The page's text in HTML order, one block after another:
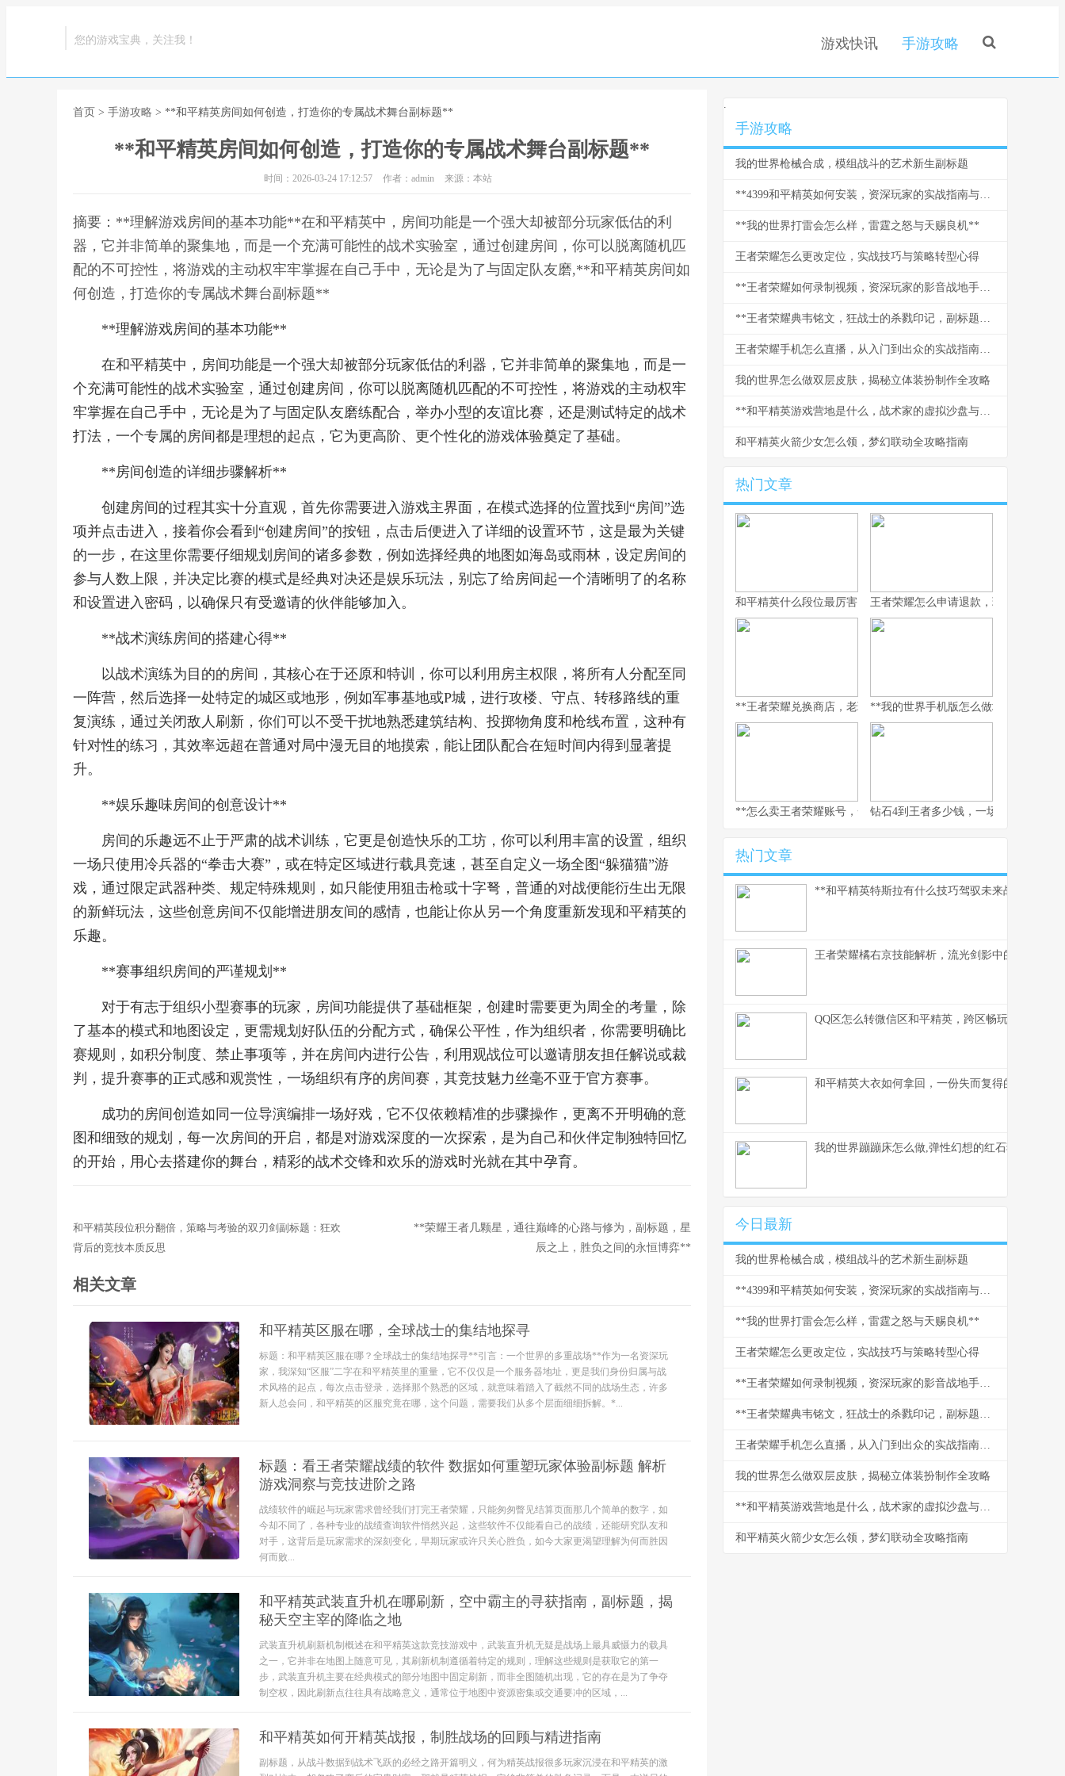
您的游戏宝典，关注我！ 游戏快讯 手游攻略
首页 > 手游攻略 > **和平精英房间如何创造，打造你的专属战术舞台副标题**
**和平精英房间如何创造，打造你的专属战术舞台副标题**
时间：2026-03-24 17:12:57 作者：admin 来源：本站
摘要：**理解游戏房间的基本功能**在和平精英中，房间功能是一个强大却被部分玩家低估的利
器，它并非简单的聚集地，而是一个充满可能性的战术实验室，通过创建房间，你可以脱离随机匹
配的不可控性，将游戏的主动权牢牢掌握在自己手中，无论是为了与固定队友磨,**和平精英房间如
何创造，打造你的专属战术舞台副标题**
**理解游戏房间的基本功能**
在和平精英中，房间功能是一个强大却被部分玩家低估的利器，它并非简单的聚集地，而是一
个充满可能性的战术实验室，通过创建房间，你可以脱离随机匹配的不可控性，将游戏的主动权牢
牢掌握在自己手中，无论是为了与固定队友磨练配合，举办小型的友谊比赛，还是测试特定的战术
打法，一个专属的房间都是理想的起点，它为更高阶、更个性化的游戏体验奠定了基础。
**房间创造的详细步骤解析**
创建房间的过程其实十分直观，首先你需要进入游戏主界面，在模式选择的位置找到“房间”选
项并点击进入，接着你会看到“创建房间”的按钮，点击后便进入了详细的设置环节，这是最为关键
的一步，在这里你需要仔细规划房间的诸多参数，例如选择经典的地图如海岛或雨林，设定房间的
参与人数上限，并决定比赛的模式是经典对决还是娱乐玩法，别忘了给房间起一个清晰明了的名称
和设置进入密码，以确保只有受邀请的伙伴能够加入。
**战术演练房间的搭建心得**
以战术演练为目的的房间，其核心在于还原和特训，你可以利用房主权限，将所有人分配至同
一阵营，然后选择一处特定的城区或地形，例如军事基地或P城，进行攻楼、守点、转移路线的重
复演练，通过关闭敌人刷新，你们可以不受干扰地熟悉建筑结构、投掷物角度和枪线布置，这种有
针对性的练习，其效率远超在普通对局中漫无目的地摸索，能让团队配合在短时间内得到显著提
升。
**娱乐趣味房间的创意设计**
房间的乐趣远不止于严肃的战术训练，它更是创造快乐的工坊，你可以利用丰富的设置，组织
一场只使用冷兵器的“拳击大赛”，或在特定区域进行载具竞速，甚至自定义一场全图“躲猫猫”游
戏，通过限定武器种类、规定特殊规则，如只能使用狙击枪或十字弩，普通的对战便能衍生出无限
的新鲜玩法，这些创意房间不仅能增进朋友间的感情，也能让你从另一个角度重新发现和平精英的
乐趣。
**赛事组织房间的严谨规划**
对于有志于组织小型赛事的玩家，房间功能提供了基础框架，创建时需要更为周全的考量，除
了基本的模式和地图设定，更需规划好队伍的分配方式，确保公平性，作为组织者，你需要明确比
赛规则，如积分制度、禁止事项等，并在房间内进行公告，利用观战位可以邀请朋友担任解说或裁
判，提升赛事的正式感和观赏性，一场组织有序的房间赛，其竞技魅力丝毫不亚于官方赛事。
成功的房间创造如同一位导演编排一场好戏，它不仅依赖精准的步骤操作，更离不开明确的意
图和细致的规划，每一次房间的开启，都是对游戏深度的一次探索，是为自己和伙伴定制独特回忆
的开始，用心去搭建你的舞台，精彩的战术交锋和欢乐的游戏时光就在其中孕育。
和平精英段位积分翻倍，策略与考验的双刃剑副标题：狂欢
背后的竞技本质反思
**荣耀王者几颗星，通往巅峰的心路与修为，副标题，星
辰之上，胜负之间的永恒博弈**
相关文章
和平精英区服在哪，全球战士的集结地探寻
标题：和平精英区服在哪？全球战士的集结地探寻**引言：一个世界的多重战场**作为一名资深玩
家，我深知“区服”二字在和平精英里的重量，它不仅仅是一个服务器地址，更是我们身份归属与战
术风格的起点，每次点击登录，选择那个熟悉的区域，就意味着踏入了截然不同的战场生态，许多
新人总会问，和平精英的区服究竟在哪，这个问题，需要我们从多个层面细细拆解。*...
标题：看王者荣耀战绩的软件 数据如何重塑玩家体验副标题 解析
游戏洞察与竞技进阶之路
战绩软件的崛起与玩家需求曾经我们打完王者荣耀，只能匆匆瞥见结算页面那几个简单的数字，如
今却不同了，各种专业的战绩查询软件悄然兴起，这些软件不仅能看自己的战绩，还能研究队友和
对手，这背后是玩家需求的深刻变化，早期玩家或许只关心胜负，如今大家更渴望理解为何而胜因
何而败...
和平精英武装直升机在哪刷新，空中霸主的寻获指南，副标题，揭
秘天空主宰的降临之地
武装直升机刷新机制概述在和平精英这款竞技游戏中，武装直升机无疑是战场上最具威慑力的载具
之一，它并非在地图上随意可见，其刷新机制遵循着特定的规则，理解这些规则是获取它的第一
步，武装直升机主要在经典模式的部分地图中固定刷新，而非全图随机出现，它的存在是为了争夺
制空权，因此刷新点往往具有战略意义，通常位于地图中资源密集或交通要冲的区域，...
和平精英如何开精英战报，制胜战场的回顾与精进指南
副标题，从战斗数据到战术飞跃的必经之路开篇明义，何为精英战报很多玩家沉浸在和平精英的激
.
手游攻略
我的世界枪械合成，模组战斗的艺术新生副标题
**4399和平精英如何安装，资深玩家的实战指南与心得副标题**
**我的世界打雷会怎么样，雷霆之怒与天赐良机**
王者荣耀怎么更改定位，实战技巧与策略转型心得
**王者荣耀如何录制视频，资深玩家的影音战地手册**
**王者荣耀典韦铭文，狂战士的杀戮印记，副标题野蛮力量的终极承载**
王者荣耀手机怎么直播，从入门到出众的实战指南，副标题，资深玩家带你玩转移动端直播
我的世界怎么做双层皮肤，揭秘立体装扮制作全攻略
**和平精英游戏营地是什么，战术家的虚拟沙盘与社交枢纽**
和平精英火箭少女怎么领，梦幻联动全攻略指南
热门文章
和平精英什么段位最厉害，探寻段位背后的实力真相，副标题，巅
王者荣耀怎么申请退款，玩家权益守
**王者荣耀兑换商店，老玩家的策略与情怀之地，副标题，积攒与
**我的世界手机版怎么做地狱门，手机
**怎么卖王者荣耀账号，一个资深玩家的实操指南，副标题，安全
钻石4到王者多少钱，一场排位代练的
热门文章
**和平精英特斯拉有什么技巧驾驭未来战场的磁暴
王者荣耀橘右京技能解析，流光剑影中的刺客艺
QQ区怎么转微信区和平精英，跨区畅玩全指南，
和平精英大衣如何拿回，一份失而复得的实战指南
我的世界蹦蹦床怎么做,弹性幻想的红石狂欢副标题
今日最新
我的世界枪械合成，模组战斗的艺术新生副标题
**4399和平精英如何安装，资深玩家的实战指南与心得副标题**
**我的世界打雷会怎么样，雷霆之怒与天赐良机**
王者荣耀怎么更改定位，实战技巧与策略转型心得
**王者荣耀如何录制视频，资深玩家的影音战地手册**
**王者荣耀典韦铭文，狂战士的杀戮印记，副标题野蛮力量的终极承载**
王者荣耀手机怎么直播，从入门到出众的实战指南，副标题，资深玩家带你玩转移动端直播
我的世界怎么做双层皮肤，揭秘立体装扮制作全攻略
**和平精英游戏营地是什么，战术家的虚拟沙盘与社交枢纽**
和平精英火箭少女怎么领，梦幻联动全攻略指南